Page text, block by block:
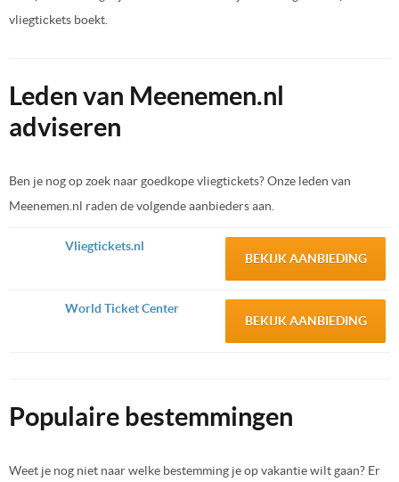
vliegtickets boekt.
Leden van Meenemen.nl
adviseren
Ben je nog op zoek naar goedkope vliegtickets? Onze leden van
Meenemen.nl raden de volgende aanbieders aan.
Vliegtickets.nl
BEKIJK AANBIEDING
World Ticket Center
BEKIJK AANBIEDING
Populaire bestemmingen
Weet je nog niet naar welke bestemming je op vakantie wilt gaan? Er